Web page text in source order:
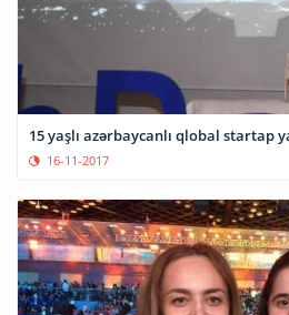
15 yaşlı azərbaycanlı qlobal startap
16-11-2017